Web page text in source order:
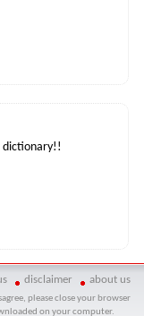
dictionary!!
disclaimer about us
please close your browser
on your computer.